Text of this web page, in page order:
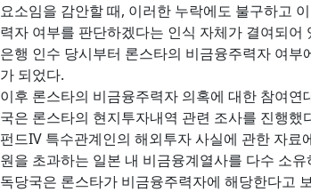
요소임을 감안할 때, 이러한 누락에도 불구하고
력자 여부를 판단하겠다는 인식 자체가 결여되
은행 인수 당시부터 론스타의 비금융주력자 여
가 되었다.
이후 론스타의 비금융주력자 의혹에 대한 참여
국은 론스타의 현지투자내역 관련 조사를 진행
펀드IV 특수관계인의 해외투자 사실에 관한 자
원을 초과하는 일본 내 비금융계열사를 다수 소
독당국은 론스타가 비금융주력자에 해당한다고